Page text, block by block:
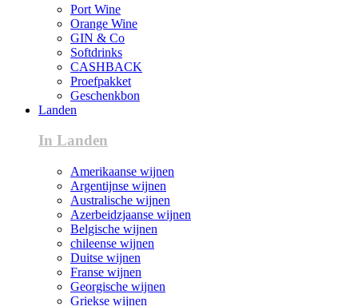
Port Wine
Orange Wine
GIN & Co
Softdrinks
CASHBACK
Proefpakket
Geschenkbon
Landen
In Landen
Amerikaanse wijnen
Argentijnse wijnen
Australische wijnen
Azerbeidzjaanse wijnen
Belgische wijnen
chileense wijnen
Duitse wijnen
Franse wijnen
Georgische wijnen
Griekse wijnen